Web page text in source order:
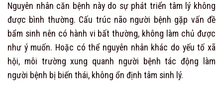
Nguyên nhân căn bệnh này do sự phát triển tâm lý không
được bình thường. Cấu trúc não người bệnh gặp vấn đề
bẩm sinh nên có hành vi bất thường, không làm chủ được
như ý muốn. Hoặc có thể nguyên nhân khác do yếu tố xã
hội, môi trường xung quanh người bệnh tác động làm
người bệnh bị biến thái, không ổn định tâm sinh lý.